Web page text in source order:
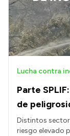
Parte
de
Lucha contra
Distintos
riesgo elevado